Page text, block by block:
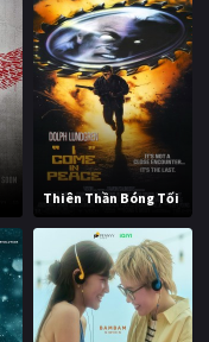
Thiên Thần Bóng Tối